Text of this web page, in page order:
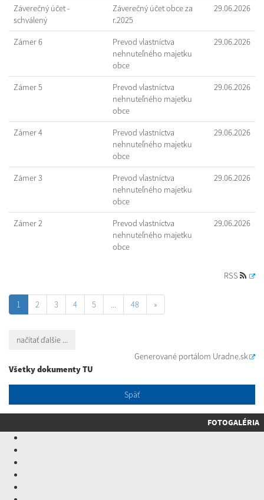
Záverečný účet -
schválený
Záverečný účet obce za
r.2025
29.06.2026
Zámer 6
Prevod vlastníctva
nehnuteľného majetku
obce
29.06.2026
Zámer 5
Prevod vlastníctva
nehnuteľného majetku
obce
29.06.2026
Zámer 4
Prevod vlastníctva
nehnuteľného majetku
obce
29.06.2026
Zámer 3
Prevod vlastníctva
nehnuteľného majetku
obce
29.06.2026
Zámer 2
Prevod vlastníctva
nehnuteľného majetku
obce
29.06.2026
RSS
1 2 3 4 5 ... 48 »
načítať ďalšie ...
Generované portálom Uradne.sk
Všetky dokumenty TU
Späť
FOTOGALÉRIA